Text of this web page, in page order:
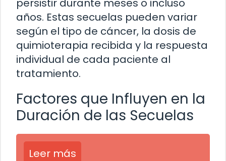
persistir durante meses o incluso
años. Estas secuelas pueden variar
según el tipo de cáncer, la dosis de
quimioterapia recibida y la respuesta
individual de cada paciente al
tratamiento.
Factores que Influyen en la
Duración de las Secuelas
Leer más